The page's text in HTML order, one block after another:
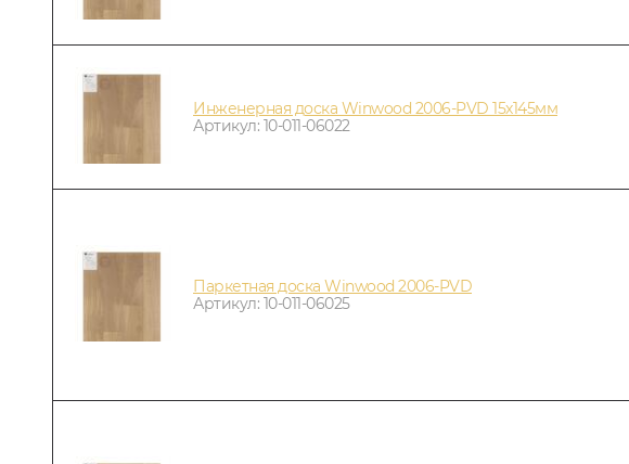
Инженерная доска Winwood 2006-PVD 15х145мм
Артикул: 10-011-06022
Паркетная доска Winwood 2006-PVD
Артикул: 10-011-06025